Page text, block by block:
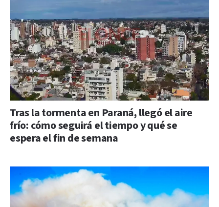
Tras la tormenta en Paraná, llegó el aire
frío: cómo seguirá el tiempo y qué se
espera el fin de semana